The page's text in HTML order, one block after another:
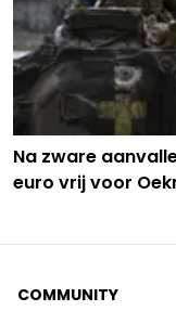
Na zware
euro vrij voor
COMMUNITY